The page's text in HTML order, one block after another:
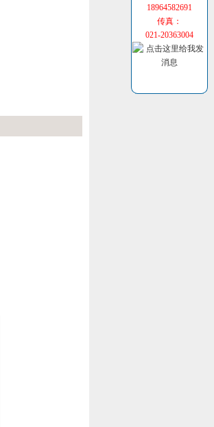
18964582691
传真：
021-20363004